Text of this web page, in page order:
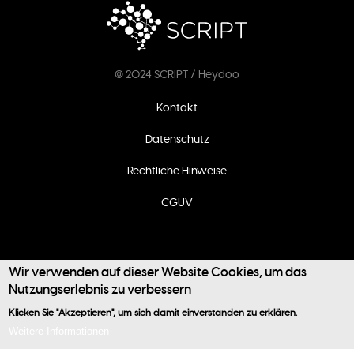
Benutzermenü
@ 2024 SCRIPT / Heydoo
Kontakt
Datenschutz
Rechtliche Hinweise
CGUV
Wir verwenden auf dieser Website Cookies, um das
Nutzungserlebnis zu verbessern
Klicken Sie "Akzeptieren", um sich damit einverstanden zu erklären.